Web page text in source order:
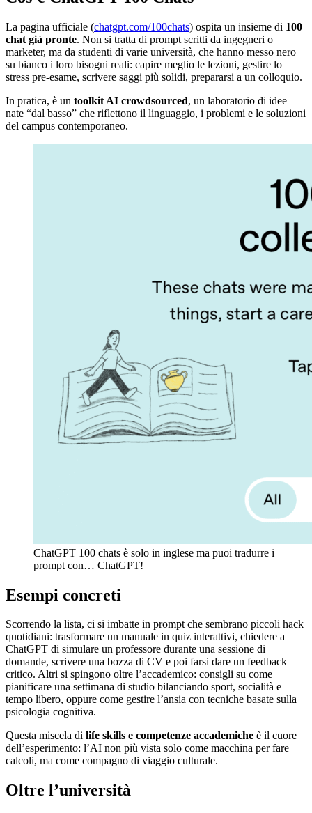
La pagina ufficiale (chatgpt.com/100chats) ospita un insieme di 100
chat già pronte. Non si tratta di prompt scritti da ingegneri o
marketer, ma da studenti di varie università, che hanno messo nero
su bianco i loro bisogni reali: capire meglio le lezioni, gestire lo
stress pre-esame, scrivere saggi più solidi, prepararsi a un colloquio.
In pratica, è un toolkit AI crowdsourced, un laboratorio di idee
nate “dal basso” che riflettono il linguaggio, i problemi e le soluzioni
del campus contemporaneo.
ChatGPT 100 chats è solo in inglese ma puoi tradurre i
prompt con… ChatGPT!
Esempi concreti
Scorrendo la lista, ci si imbatte in prompt che sembrano piccoli hack
quotidiani: trasformare un manuale in quiz interattivi, chiedere a
ChatGPT di simulare un professore durante una sessione di
domande, scrivere una bozza di CV e poi farsi dare un feedback
critico. Altri si spingono oltre l’accademico: consigli su come
pianificare una settimana di studio bilanciando sport, socialità e
tempo libero, oppure come gestire l’ansia con tecniche basate sulla
psicologia cognitiva.
Questa miscela di life skills e competenze accademiche è il cuore
dell’esperimento: l’AI non più vista solo come macchina per fare
calcoli, ma come compagno di viaggio culturale.
Oltre l’università